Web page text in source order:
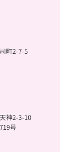
町2-7-5
神2-3-10
号